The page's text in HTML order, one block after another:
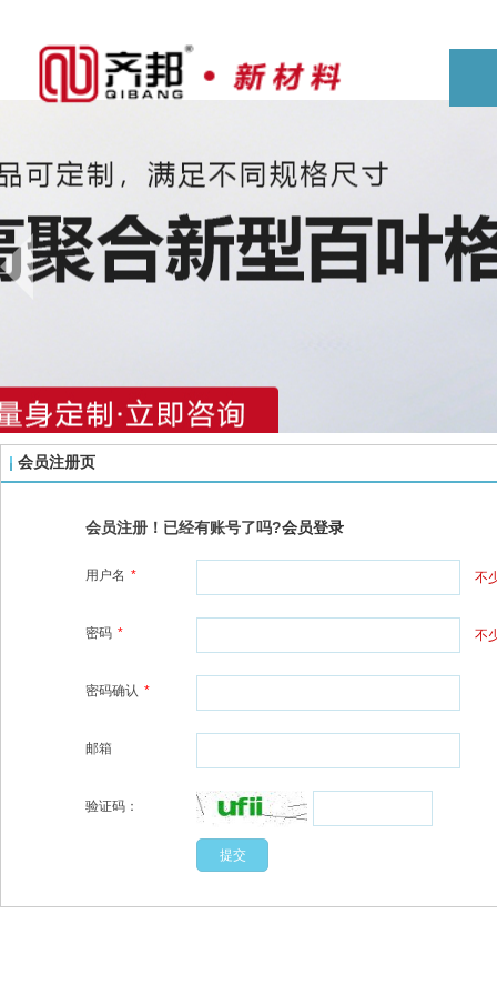
会员注册页
会员注册！已经有账号了吗?会员登录
用户名 * 不
密码 * 不
密码确认 *
邮箱
验证码：